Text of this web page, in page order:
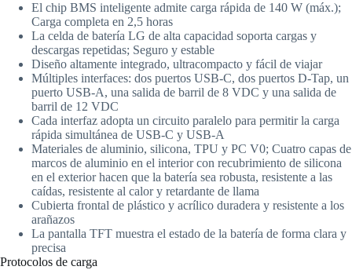
El chip BMS inteligente admite carga rápida de 140 W (máx.);
Carga completa en 2,5 horas
La celda de batería LG de alta capacidad soporta cargas y
descargas repetidas; Seguro y estable
Diseño altamente integrado, ultracompacto y fácil de viajar
Múltiples interfaces: dos puertos USB-C, dos puertos D-Tap, un
puerto USB-A, una salida de barril de 8 VDC y una salida de
barril de 12 VDC
Cada interfaz adopta un circuito paralelo para permitir la carga
rápida simultánea de USB-C y USB-A
Materiales de aluminio, silicona, TPU y PC V0; Cuatro capas de
marcos de aluminio en el interior con recubrimiento de silicona
en el exterior hacen que la batería sea robusta, resistente a las
caídas, resistente al calor y retardante de llama
Cubierta frontal de plástico y acrílico duradera y resistente a los
arañazos
La pantalla TFT muestra el estado de la batería de forma clara y
precisa
Protocolos de carga